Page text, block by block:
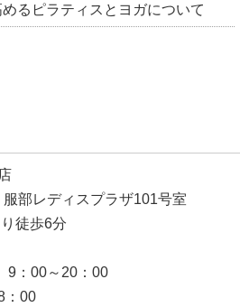
るピラティスとヨガについて
部レディスプラザ101号室
徒歩6分
：00～20：00
：00